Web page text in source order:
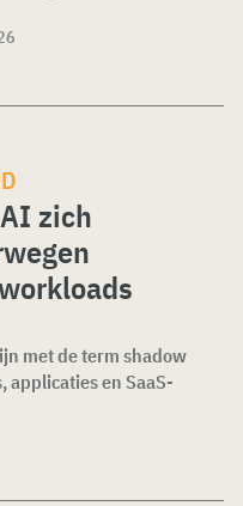
zich
met de term shadow
applicaties en SaaS-